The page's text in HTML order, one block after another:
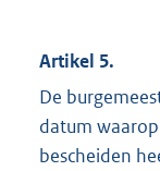
Artikel 5.
De
datum
bescheiden